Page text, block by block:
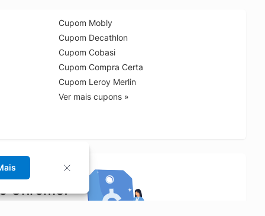
Cupom Mobly
Cupom Decathlon
Cupom Cobasi
Cupom Compra Certa
Cupom Leroy Merlin
Ver mais cupons »
Chrome!